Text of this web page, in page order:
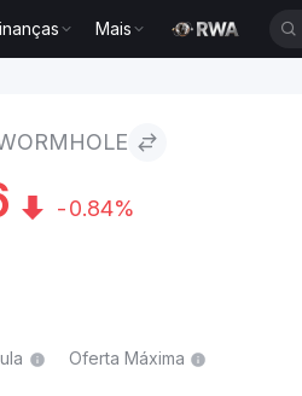
Mais
-0.84%
Oferta Máxima